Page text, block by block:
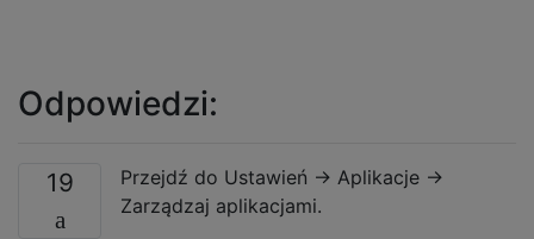
Odpowiedzi:
19
Przejdź do Ustawień -> Aplikacje ->
Zarządzaj aplikacjami.